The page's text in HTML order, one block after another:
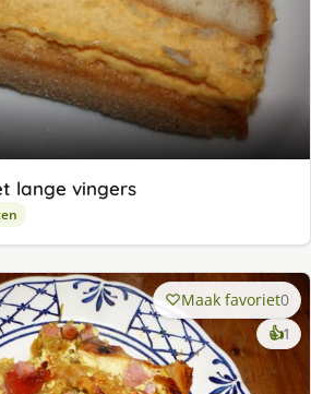
lange vingers
Maak favoriet0
👍1